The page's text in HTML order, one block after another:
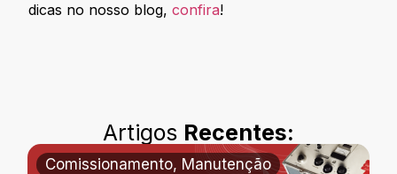
dicas no nosso blog,confira!
Artigos Recentes:
Comissionamento, Manutenção